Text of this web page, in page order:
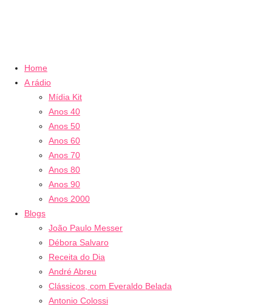
Home
A rádio
Mídia Kit
Anos 40
Anos 50
Anos 60
Anos 70
Anos 80
Anos 90
Anos 2000
Blogs
João Paulo Messer
Débora Salvaro
Receita do Dia
André Abreu
Clássicos, com Everaldo Belada
Antonio Colossi